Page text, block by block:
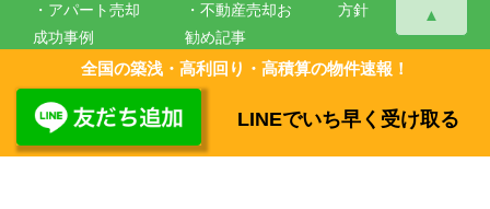
▲
・アパート売却
成功事例
・会社概要
・不動産売却お
勧め記事
・仲介手数料に
ついて
方針
Copyright ©株式会社IPA不動産 All Rights Reserved.
全国の築浅・高利回り・高積算の物件速報！
LINEでいち早く受け取る